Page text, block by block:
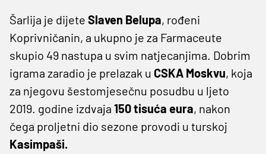
Šarlija je dijete Slaven Belupa, rođeni
Koprivničanin, a ukupno je za Farmaceute
skupio 49 nastupa u svim natjecanjima. Dobrim
igrama zaradio je prelazak u CSKA Moskvu, koja
za njegovu šestomjesečnu posudbu u ljeto
2019. godine izdvaja 150 tisuća eura, nakon
čega proljetni dio sezone provodi u turskoj
Kasimpaši.